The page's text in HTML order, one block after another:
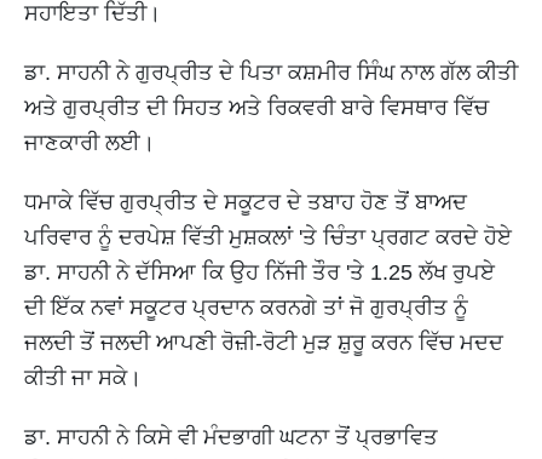
ਸਹਾਇਤਾ ਦਿੱਤੀ।
ਡਾ. ਸਾਹਨੀ ਨੇ ਗੁਰਪ੍ਰੀਤ ਦੇ ਪਿਤਾ ਕਸ਼ਮੀਰ ਸਿੰਘ ਨਾਲ ਗੱਲ ਕੀਤੀ
ਅਤੇ ਗੁਰਪ੍ਰੀਤ ਦੀ ਸਿਹਤ ਅਤੇ ਰਿਕਵਰੀ ਬਾਰੇ ਵਿਸਥਾਰ ਵਿੱਚ
ਜਾਣਕਾਰੀ ਲਈ।
ਧਮਾਕੇ ਵਿੱਚ ਗੁਰਪ੍ਰੀਤ ਦੇ ਸਕੂਟਰ ਦੇ ਤਬਾਹ ਹੋਣ ਤੋਂ ਬਾਅਦ
ਪਰਿਵਾਰ ਨੂੰ ਦਰਪੇਸ਼ ਵਿੱਤੀ ਮੁਸ਼ਕਲਾਂ 'ਤੇ ਚਿੰਤਾ ਪ੍ਰਗਟ ਕਰਦੇ ਹੋਏ
ਡਾ. ਸਾਹਨੀ ਨੇ ਦੱਸਿਆ ਕਿ ਉਹ ਨਿੱਜੀ ਤੌਰ 'ਤੇ 1.25 ਲੱਖ ਰੁਪਏ
ਦੀ ਇੱਕ ਨਵਾਂ ਸਕੂਟਰ ਪ੍ਰਦਾਨ ਕਰਨਗੇ ਤਾਂ ਜੋ ਗੁਰਪ੍ਰੀਤ ਨੂੰ
ਜਲਦੀ ਤੋਂ ਜਲਦੀ ਆਪਣੀ ਰੋਜ਼ੀ-ਰੋਟੀ ਮੁੜ ਸ਼ੁਰੂ ਕਰਨ ਵਿੱਚ ਮਦਦ
ਕੀਤੀ ਜਾ ਸਕੇ।
ਡਾ. ਸਾਹਨੀ ਨੇ ਕਿਸੇ ਵੀ ਮੰਦਭਾਗੀ ਘਟਨਾ ਤੋਂ ਪ੍ਰਭਾਵਿਤ